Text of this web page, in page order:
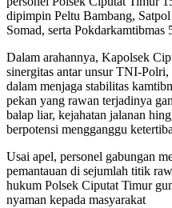
dipimpin Peltu Bambang,
Somad, serta Pokdarkamtibmas
Dalam arahannya, Kapolsek
sinergitas antar unsur TNI-Polri,
dalam menjaga stabilitas
pekan yang rawan terjadinya
balap liar, kejahatan jalanan
berpotensi mengganggu
Usai apel, personel gabungan
pemantauan di sejumlah titik
hukum Polsek Ciputat Timur
nyaman kepada masyarakat